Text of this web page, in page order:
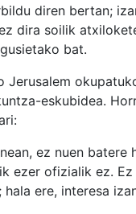
diren bertan;
dira soilik
bat.
Jerusalem
eskubidea.
ez nuen
ezer ofizialik ez.
ere, interesa